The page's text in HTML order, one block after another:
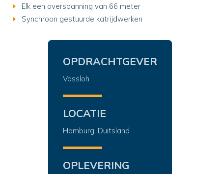
Elk een overspanning van 66 meter
Synchroon gestuurde katrijdwerken
OPDRACHTGEVER
Vossloh
LOCATIE
Hamburg, Duitsland
OPLEVERING